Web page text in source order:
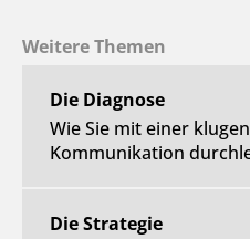
Weitere Themen
Die Diagnose
Wie Sie mit einer
Kommunikation
Die Strategie